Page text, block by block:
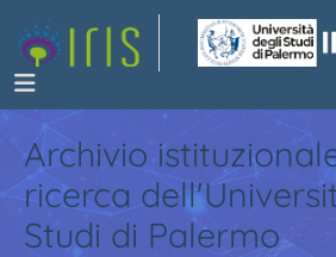
Archivio
ricerca
Studi di Palermo